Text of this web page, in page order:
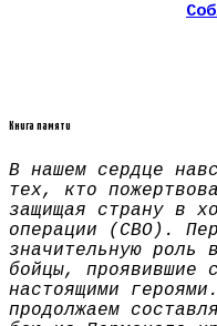
Книга памяти
В нашем сердце
тех, кто
защищая страну в
операции (СВО).
значительную роль
бойцы, проявившие
настоящими
продолжаем